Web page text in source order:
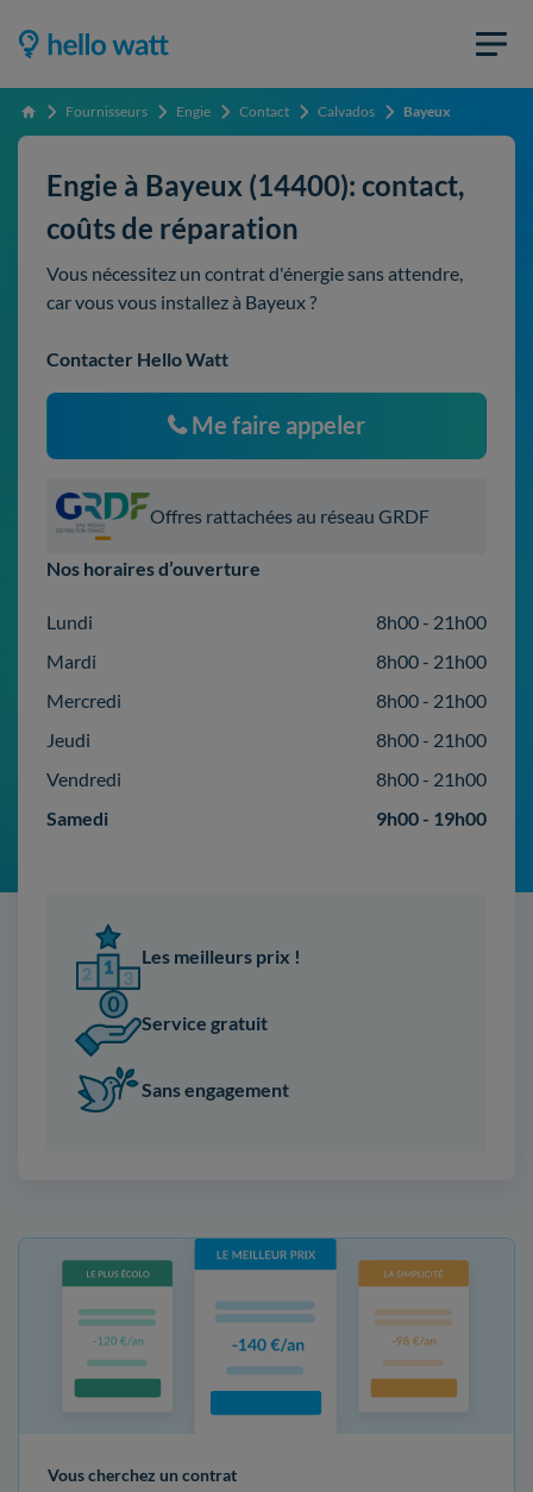
Accueil Fournisseurs Engie Contact Calvados Bayeux
Engie à Bayeux (14400): contact,
coûts de réparation
Vous nécessitez un contrat d'énergie sans attendre,
car vous vous installez à Bayeux ?
Contacter Hello Watt
Me faire appeler
Offres rattachées au réseau GRDF
Nos horaires d’ouverture
Lundi
8h00 - 21h00
Mardi
8h00 - 21h00
Mercredi
8h00 - 21h00
Jeudi
8h00 - 21h00
Vendredi
8h00 - 21h00
Samedi
9h00 - 19h00
Les meilleurs prix !
Service gratuit
Sans engagement
Vous cherchez un contrat